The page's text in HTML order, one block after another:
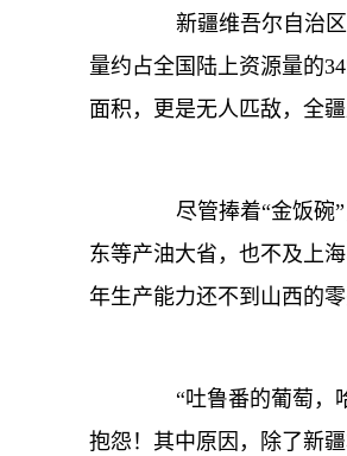
新疆维吾尔自治区
量约占全国陆上资源量的
面积，更是无人匹敌，全
尽管捧着“金饭碗”
东等产油大省，也不及上
年生产能力还不到山西的零
“吐鲁番的葡萄，哈
抱怨！其中原因，除了新